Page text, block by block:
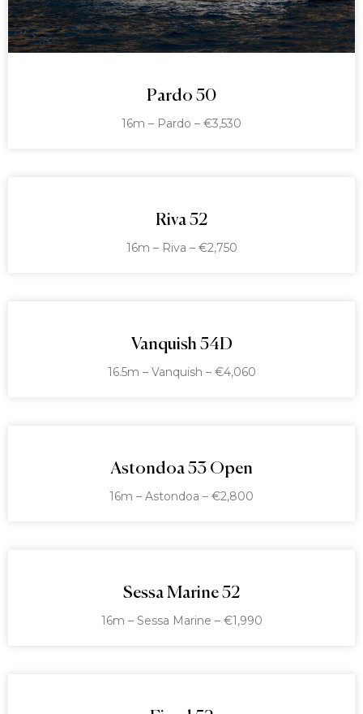
Pardo 50
16m – Pardo – €3,530
Riva 52
16m – Riva – €2,750
Vanquish 54D
16.5m – Vanquish – €4,060
Astondoa 53 Open
16m – Astondoa – €2,800
Sessa Marine 52
16m – Sessa Marine – €1,990